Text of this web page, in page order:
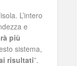
L’intero
e
più
sistema,
risultati”.